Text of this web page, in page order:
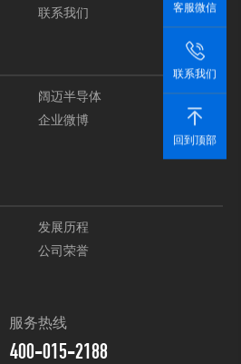
联系我们
阔迈半导体
企业微博
发展历程
公司荣誉
服务热线
400-015-2188
客服微信
联系我们
回到顶部